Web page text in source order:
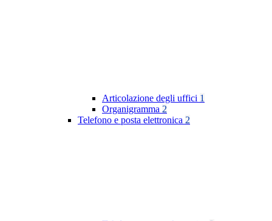
Articolazione degli uffici 1
Organigramma 2
Telefono e posta elettronica 2